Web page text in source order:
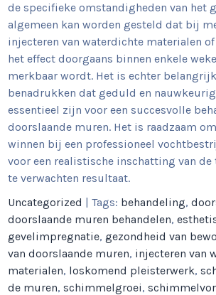
de specifieke omstandigheden van het
algemeen kan worden gesteld dat bij
injecteren van waterdichte materialen
het effect doorgaans binnen enkele
merkbaar wordt. Het is echter
benadrukken dat geduld en
essentieel zijn voor een succesvolle
doorslaande muren. Het is raadzaam
winnen bij een professioneel
voor een realistische inschatting van
te verwachten resultaat.
Uncategorized | Tags: behandeling,
doorslaande muren behandelen,
gevelimpregnatie,gezondheid van
van doorslaande muren, injecteren van
materialen, loskomend pleisterwerk,
de muren,schimmelgroei,